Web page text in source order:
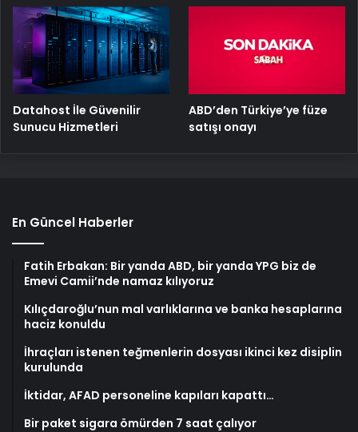
Datahost İle Güvenilir
Sunucu Hizmetleri
ABD’den Türkiye’ye füze
satışı onayı
En Güncel Haberler
Fatih Erbakan: Bir yanda ABD, bir yanda YPG biz de
Emevi Camii’nde namaz kılıyoruz
Kılıçdaroğlu’nun mal varlıklarına ve banka hesaplarına
haciz konuldu
İhraçları istenen teğmenlerin dosyası ikinci kez disiplin
kurulunda
İktidar, AFAD personeline kapıları kapattı…
Bir paket sigara ömürden 7 saat çalıyor